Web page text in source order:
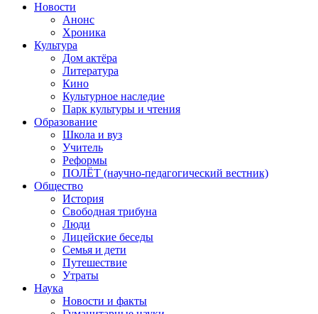
Новости
Анонс
Хроника
Культура
Дом актёра
Литература
Кино
Культурное наследие
Парк культуры и чтения
Образование
Школа и вуз
Учитель
Реформы
ПОЛЁТ (научно-педагогический вестник)
Общество
История
Свободная трибуна
Люди
Лицейские беседы
Семья и дети
Путешествие
Утраты
Наука
Новости и факты